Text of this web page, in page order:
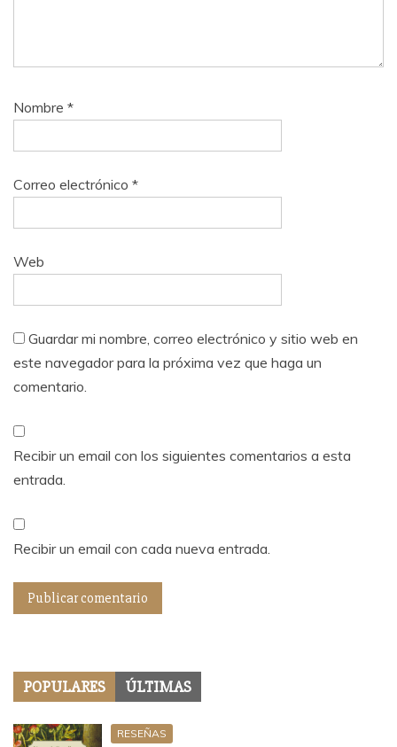
Nombre *
Correo electrónico *
Web
Guardar mi nombre, correo electrónico y sitio web en
este navegador para la próxima vez que haga un
comentario.
Recibir un email con los siguientes comentarios a esta
entrada.
Recibir un email con cada nueva entrada.
POPULARES ÚLTIMAS
RESEÑAS